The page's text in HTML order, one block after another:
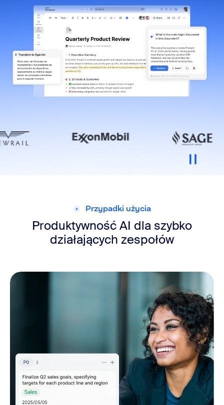
Przypadki użycia
Produktywność AI dla szybko
działających zespołów